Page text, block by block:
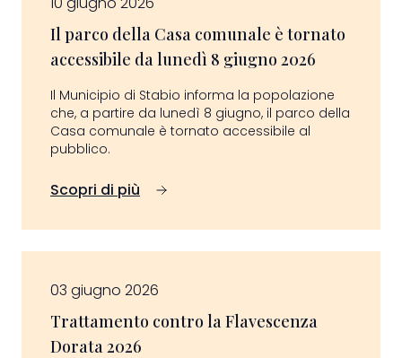
Il parco della Casa comunale è tornato
accessibile da lunedì 8 giugno 2026
Il Municipio di Stabio informa la popolazione
che, a partire da lunedì 8 giugno, il parco della
Casa comunale è tornato accessibile al
pubblico.
Scopri di più
03 giugno 2026
Trattamento contro la Flavescenza
Dorata 2026